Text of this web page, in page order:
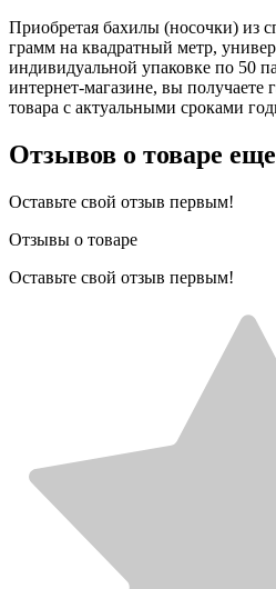
Приобретая бахилы (носочки) из
грамм на квадратный метр,
индивидуальной упаковке по 50
интернет-магазине, вы получаете
товара с актуальными сроками
Отзывов о товаре
Оставьте свой отзыв первым!
Отзывы о товаре
Оставьте свой отзыв первым!